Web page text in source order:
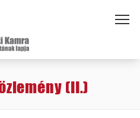
(II.)